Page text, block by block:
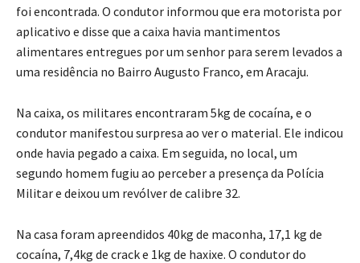
foi encontrada. O condutor informou que era motorista por
aplicativo e disse que a caixa havia mantimentos
alimentares entregues por um senhor para serem levados a
uma residência no Bairro Augusto Franco, em Aracaju.
Na caixa, os militares encontraram 5kg de cocaína, e o
condutor manifestou surpresa ao ver o material. Ele indicou
onde havia pegado a caixa. Em seguida, no local, um
segundo homem fugiu ao perceber a presença da Polícia
Militar e deixou um revólver de calibre 32.
Na casa foram apreendidos 40kg de maconha, 17,1 kg de
cocaína, 7,4kg de crack e 1kg de haxixe. O condutor do